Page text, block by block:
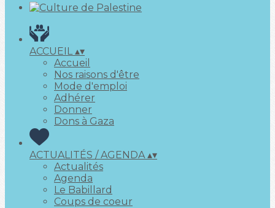
ACCUEIL▴▾
Accueil
Nos raisons d'être
Mode d'emploi
Adhérer
Donner
Dons à Gaza
ACTUALITÉS / AGENDA▴▾
Actualités
Agenda
Le Babillard
Coups de coeur